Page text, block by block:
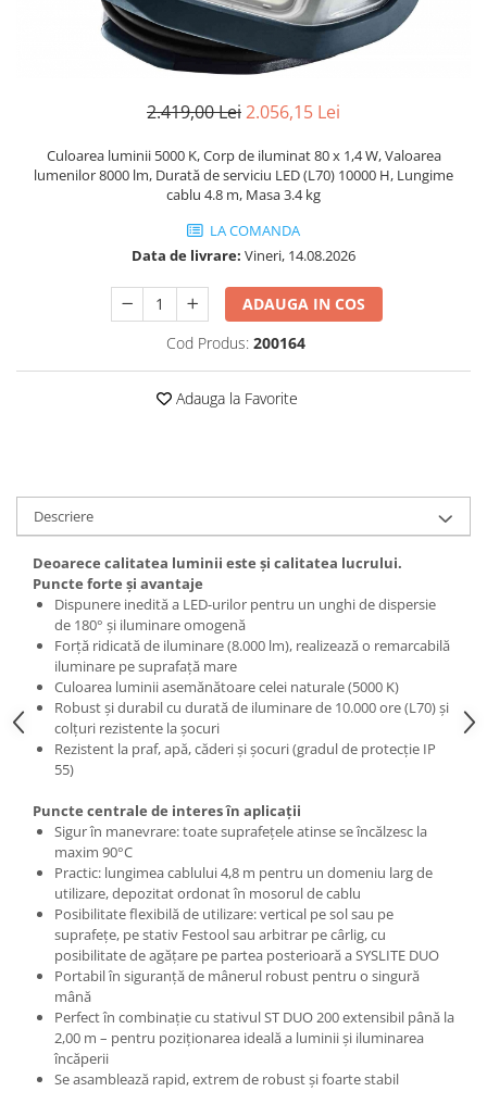
acumulatori
ROTEX slefuitor combinat
Echipamente
Aparat de radio pentru şantier şi
Lampă de evidenţiere STL 450
Proiector pentru construcţii
SYS-PowerStation
Circulare cu masa
Ferastrau de retezat
Ferastrau pendular
Frezare
Masini de frezat
Masini de frezat muchii
Lucrari in pozitie stationara
Circulare cu masa
Ferastrau de retezat
Ferastrau pentru plinte
ROTEX slefuitor combinat
Slefuitoare cu brat telescopic
Slefuitoare cu excentric
Slefuitoare pneumatice
Şlefuitoare de renovare
Mașini de aplicat cant
Mașini de găurit și înșurubat
Ciocan rotopercutor
Masini de gaurit si insurubat cu
acumulatori
Accesorii acumulator
Capote de protecţie şi apărători de
Discuri abrazive (diamantate) de
Agitare
Aplicarea cantului
Alte accesorii
Extensii ale sistemului
Ferăstraie
Accesorii pentru maşini
Mese de lucru cu pneuri din
cauciuc şi mese de lucru
Panze de ferastrau
Sistem de şine de ghidare
Frezare
Accesorii acumulator pentru
maşinile de frezat muchii
Accesorii pentru maşinile de frezat
muchii
Cuțite de freză
Şabloane de profilare şi dispozitive
Gaurire si insurubare
Accesorii acumulator
Accesorii FastFix
Accesorii pentru maşini
Biţi şi suporturi pentru biţi
Capăt de burghiu
2.419,00 Lei2.056,15 Lei
Culoarea luminii 5000 K, Corp de iluminat 80 x 1,4 W, Valoarea
lumenilor 8000 lm, Durată de serviciu LED (L70) 10000 H, Lungime
cablu 4.8 m, Masa 3.4 kg
LA COMANDA
Data de livrare: Vineri, 14.08.2026
ADAUGA IN COS
Cod Produs: 200164
Adauga la Favorite
Descriere
Deoarece calitatea luminii este şi calitatea lucrului.
Puncte forte şi avantaje
Dispunere inedită a LED-urilor pentru un unghi de dispersie
de 180° şi iluminare omogenă
Forţă ridicată de iluminare (8.000 lm), realizează o remarcabilă
iluminare pe suprafaţă mare
Culoarea luminii asemănătoare celei naturale (5000 K)
Robust şi durabil cu durată de iluminare de 10.000 ore (L70) şi
colţuri rezistente la şocuri
Rezistent la praf, apă, căderi şi şocuri (gradul de protecţie IP
55)
Puncte centrale de interes în aplicaţii
Sigur în manevrare: toate suprafeţele atinse se încălzesc la
maxim 90°C
Practic: lungimea cablului 4,8 m pentru un domeniu larg de
utilizare, depozitat ordonat în mosorul de cablu
Posibilitate flexibilă de utilizare: vertical pe sol sau pe
suprafeţe, pe stativ Festool sau arbitrar pe cârlig, cu
posibilitate de agăţare pe partea posterioară a SYSLITE DUO
Portabil în siguranţă de mânerul robust pentru o singură
mână
Perfect în combinaţie cu stativul ST DUO 200 extensibil până la
2,00 m – pentru poziţionarea ideală a luminii şi iluminarea
încăperii
Se asamblează rapid, extrem de robust şi foarte stabil